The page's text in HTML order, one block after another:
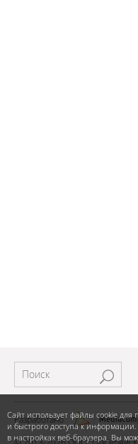
Разработано
Сайт использует файлы cookie для
и быстрого доступа к
в настройках веб-браузера. Вы